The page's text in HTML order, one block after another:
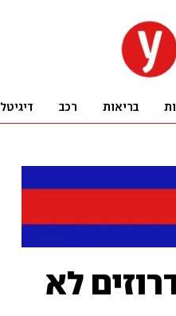
בריאות רכב דיגיטל
לא